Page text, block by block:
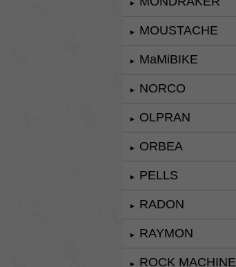
►
► MOUSTACHE
► MaMiBIKE
► NORCO
► OLPRAN
► ORBEA
► PELLS
► RADON
► RAYMON
► ROCK MACHINE